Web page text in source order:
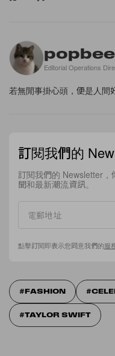
Editorial Operations
若無閒事掛心頭，便是人間
訂閱我們的
訂閱我們的 Newsletter，
聞和最新潮流資訊。
點擊訂閱即表示您同意我們的服
FASHION
TAYLOR SWIFT